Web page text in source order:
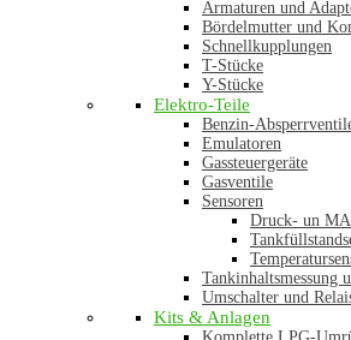
Armaturen und
Bördelmutter und
Schnellkupplungen
T-Stücke
Y-Stücke
Elektro-Teile
Benzin-
Emulatoren
Gassteuergeräte
Gasventile
Sensoren
Druck- un
Tankinhaltsmessung
Umschalter und
Kits & Anlagen